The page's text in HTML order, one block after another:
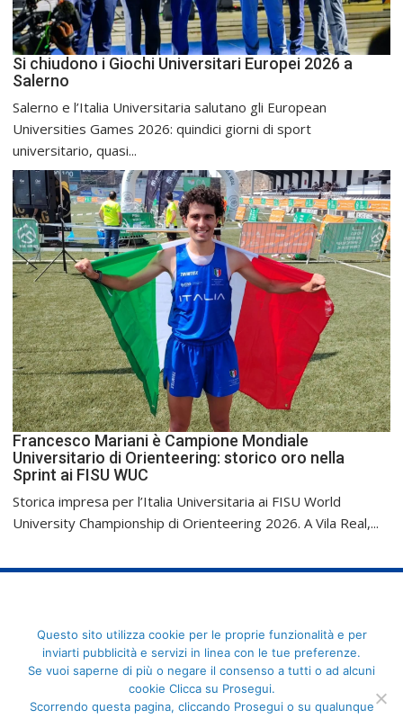
Si chiudono i Giochi Universitari Europei 2026 a
Salerno
Salerno e l’Italia Universitaria salutano gli European
Universities Games 2026: quindici giorni di sport
universitario, quasi...
Francesco Mariani è Campione Mondiale
Universitario di Orienteering: storico oro nella
Sprint ai FISU WUC
Storica impresa per l’Italia Universitaria ai FISU World
University Championship di Orienteering 2026. A Vila Real,...
FederCUSI: Federazione Italiana dello Sport Universitario - Via
Angelo Brofferio, 7 - 00195 Roma - C.F. 80109270589
Questo sito utilizza cookie per le proprie funzionalità e per
inviarti pubblicità e servizi in linea con le tue preferenze.
Se vuoi saperne di più o negare il consenso a tutti o ad alcuni
cookie Clicca su Prosegui.
Scorrendo questa pagina, cliccando Prosegui o su qualunque